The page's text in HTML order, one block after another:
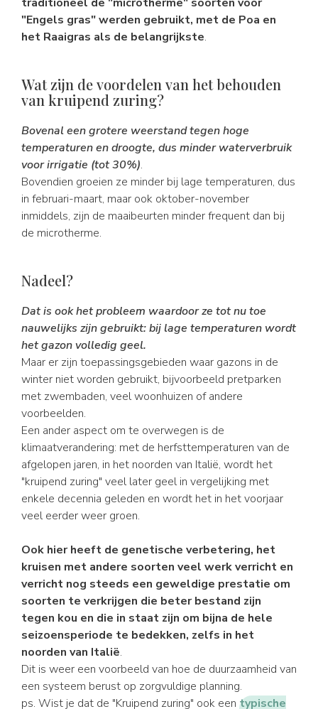
"Engels gras" werden gebruikt, met de Poa en
het Raaigras als de belangrijkste.
Wat zijn de voordelen van het behouden
van kruipend zuring?
Bovenal een grotere weerstand tegen hoge
temperaturen en droogte, dus minder waterverbruik
voor irrigatie (tot 30%).
Bovendien groeien ze minder bij lage temperaturen, dus
in februari-maart, maar ook oktober-november
inmiddels, zijn de maaibeurten minder frequent dan bij
de microtherme.
Nadeel?
Dat is ook het probleem waardoor ze tot nu toe
nauwelijks zijn gebruikt: bij lage temperaturen wordt
het gazon volledig geel.
Maar er zijn toepassingsgebieden waar gazons in de
winter niet worden gebruikt, bijvoorbeeld pretparken
met zwembaden, veel woonhuizen of andere
voorbeelden.
Een ander aspect om te overwegen is de
klimaatverandering: met de herfsttemperaturen van de
afgelopen jaren, in het noorden van Italië, wordt het
"kruipend zuring" veel later geel in vergelijking met
enkele decennia geleden en wordt het in het voorjaar
veel eerder weer groen.
Ook hier heeft de genetische verbetering, het
kruisen met andere soorten veel werk verricht en
verricht nog steeds een geweldige prestatie om
soorten te verkrijgen die beter bestand zijn
tegen kou en die in staat zijn om bijna de hele
seizoensperiode te bedekken, zelfs in het
noorden van Italië.
Dit is weer een voorbeeld van hoe de duurzaamheid van
een systeem berust op zorgvuldige planning.
ps. Wist je dat de "Kruipend zuring" ook een typische